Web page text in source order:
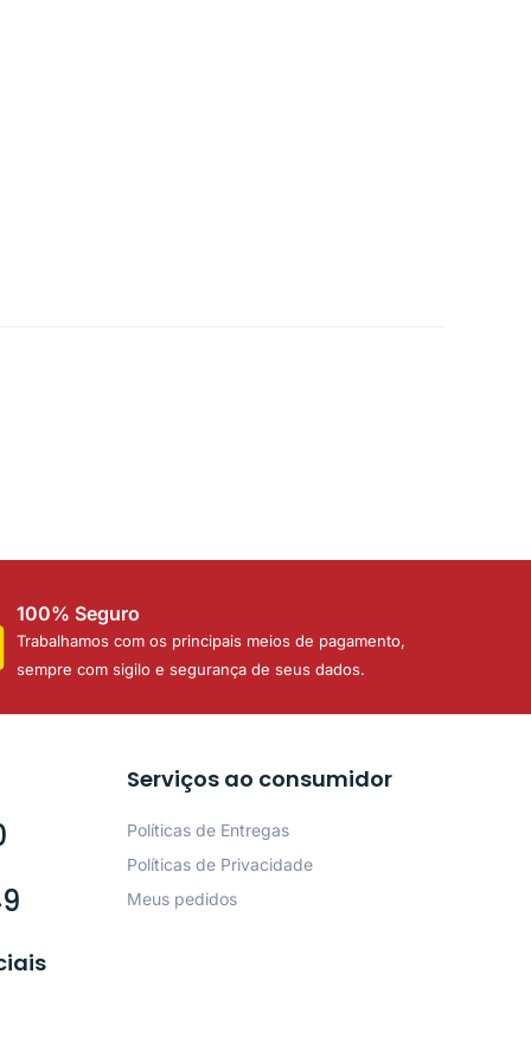
100% Seguro
Trabalhamos com os principais meios de pagamento,
sempre com sigilo e segurança de seus dados.
Serviços ao consumidor
Políticas de Entregas
Políticas de Privacidade
Meus pedidos